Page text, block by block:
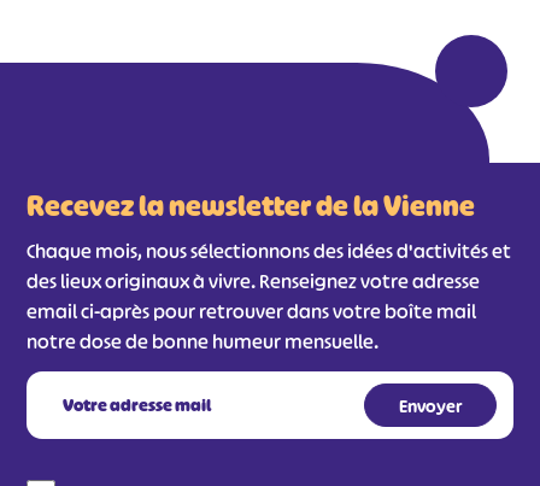
Recevez la newsletter de la Vienne
Chaque mois, nous sélectionnons des idées d'activités et
des lieux originaux à vivre. Renseignez votre adresse
email ci-après pour retrouver dans votre boîte mail
notre dose de bonne humeur mensuelle.